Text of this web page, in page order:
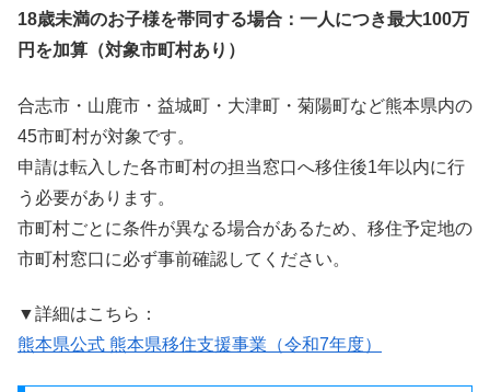
18歳未満のお子様を帯同する場合：一人につき最大100万
円を加算（対象市町村あり）
合志市・山鹿市・益城町・大津町・菊陽町など熊本県内の
45市町村が対象です。
申請は転入した各市町村の担当窓口へ移住後1年以内に行
う必要があります。
市町村ごとに条件が異なる場合があるため、移住予定地の
市町村窓口に必ず事前確認してください。
▼詳細はこちら：
熊本県公式 熊本県移住支援事業（令和7年度）